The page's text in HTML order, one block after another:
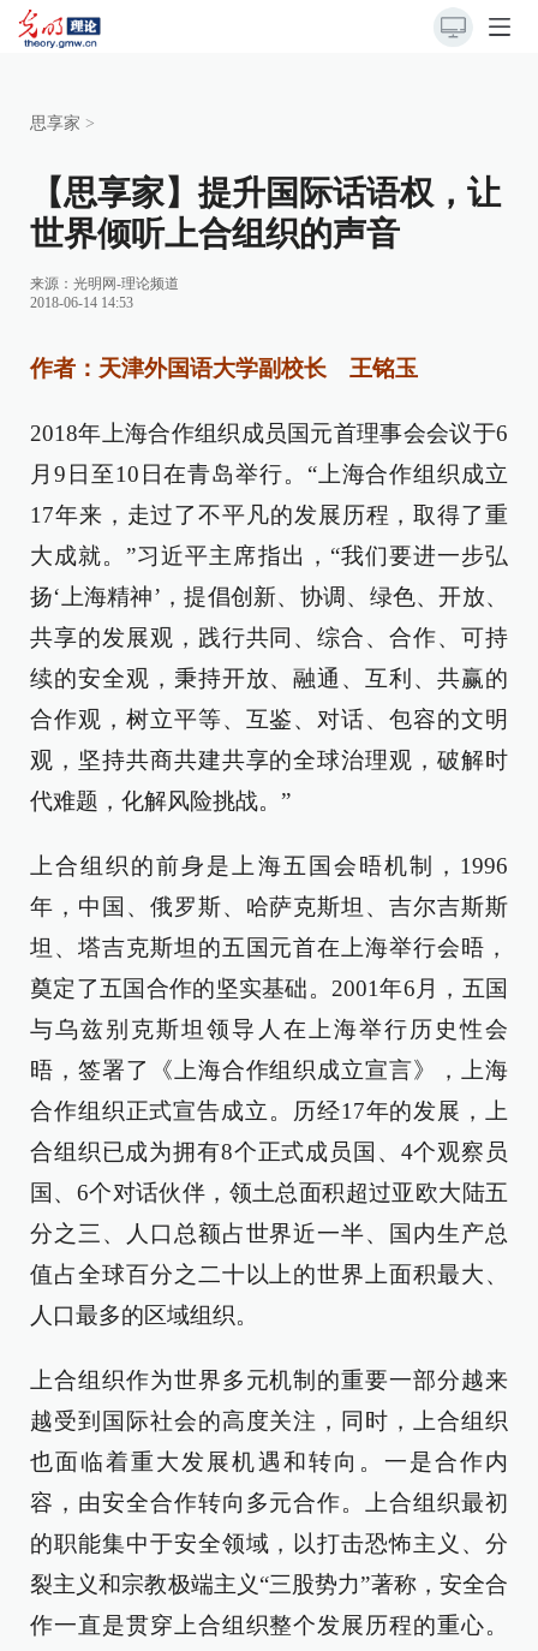
思享家 >
【思享家】提升国际话语权，让
世界倾听上合组织的声音
来源： 光明网-理论频道
2018-06-14 14:53
作者：天津外国语大学副校长 王铭玉
2018年上海合作组织成员国元首理事会会议于6
月9日至10日在青岛举行。“上海合作组织成立
17年来，走过了不平凡的发展历程，取得了重
大成就。”习近平主席指出，“我们要进一步弘
扬‘上海精神’，提倡创新、协调、绿色、开放、
共享的发展观，践行共同、综合、合作、可持
续的安全观，秉持开放、融通、互利、共赢的
合作观，树立平等、互鉴、对话、包容的文明
观，坚持共商共建共享的全球治理观，破解时
代难题，化解风险挑战。”
上合组织的前身是上海五国会晤机制，1996
年，中国、俄罗斯、哈萨克斯坦、吉尔吉斯斯
坦、塔吉克斯坦的五国元首在上海举行会晤，
奠定了五国合作的坚实基础。2001年6月，五国
与乌兹别克斯坦领导人在上海举行历史性会
晤，签署了《上海合作组织成立宣言》，上海
合作组织正式宣告成立。历经17年的发展，上
合组织已成为拥有8个正式成员国、4个观察员
国、6个对话伙伴，领土总面积超过亚欧大陆五
分之三、人口总额占世界近一半、国内生产总
值占全球百分之二十以上的世界上面积最大、
人口最多的区域组织。
上合组织作为世界多元机制的重要一部分越来
越受到国际社会的高度关注，同时，上合组织
也面临着重大发展机遇和转向。一是合作内
容，由安全合作转向多元合作。上合组织最初
的职能集中于安全领域，以打击恐怖主义、分
裂主义和宗教极端主义“三股势力”著称，安全合
作一直是贯穿上合组织整个发展历程的重心。